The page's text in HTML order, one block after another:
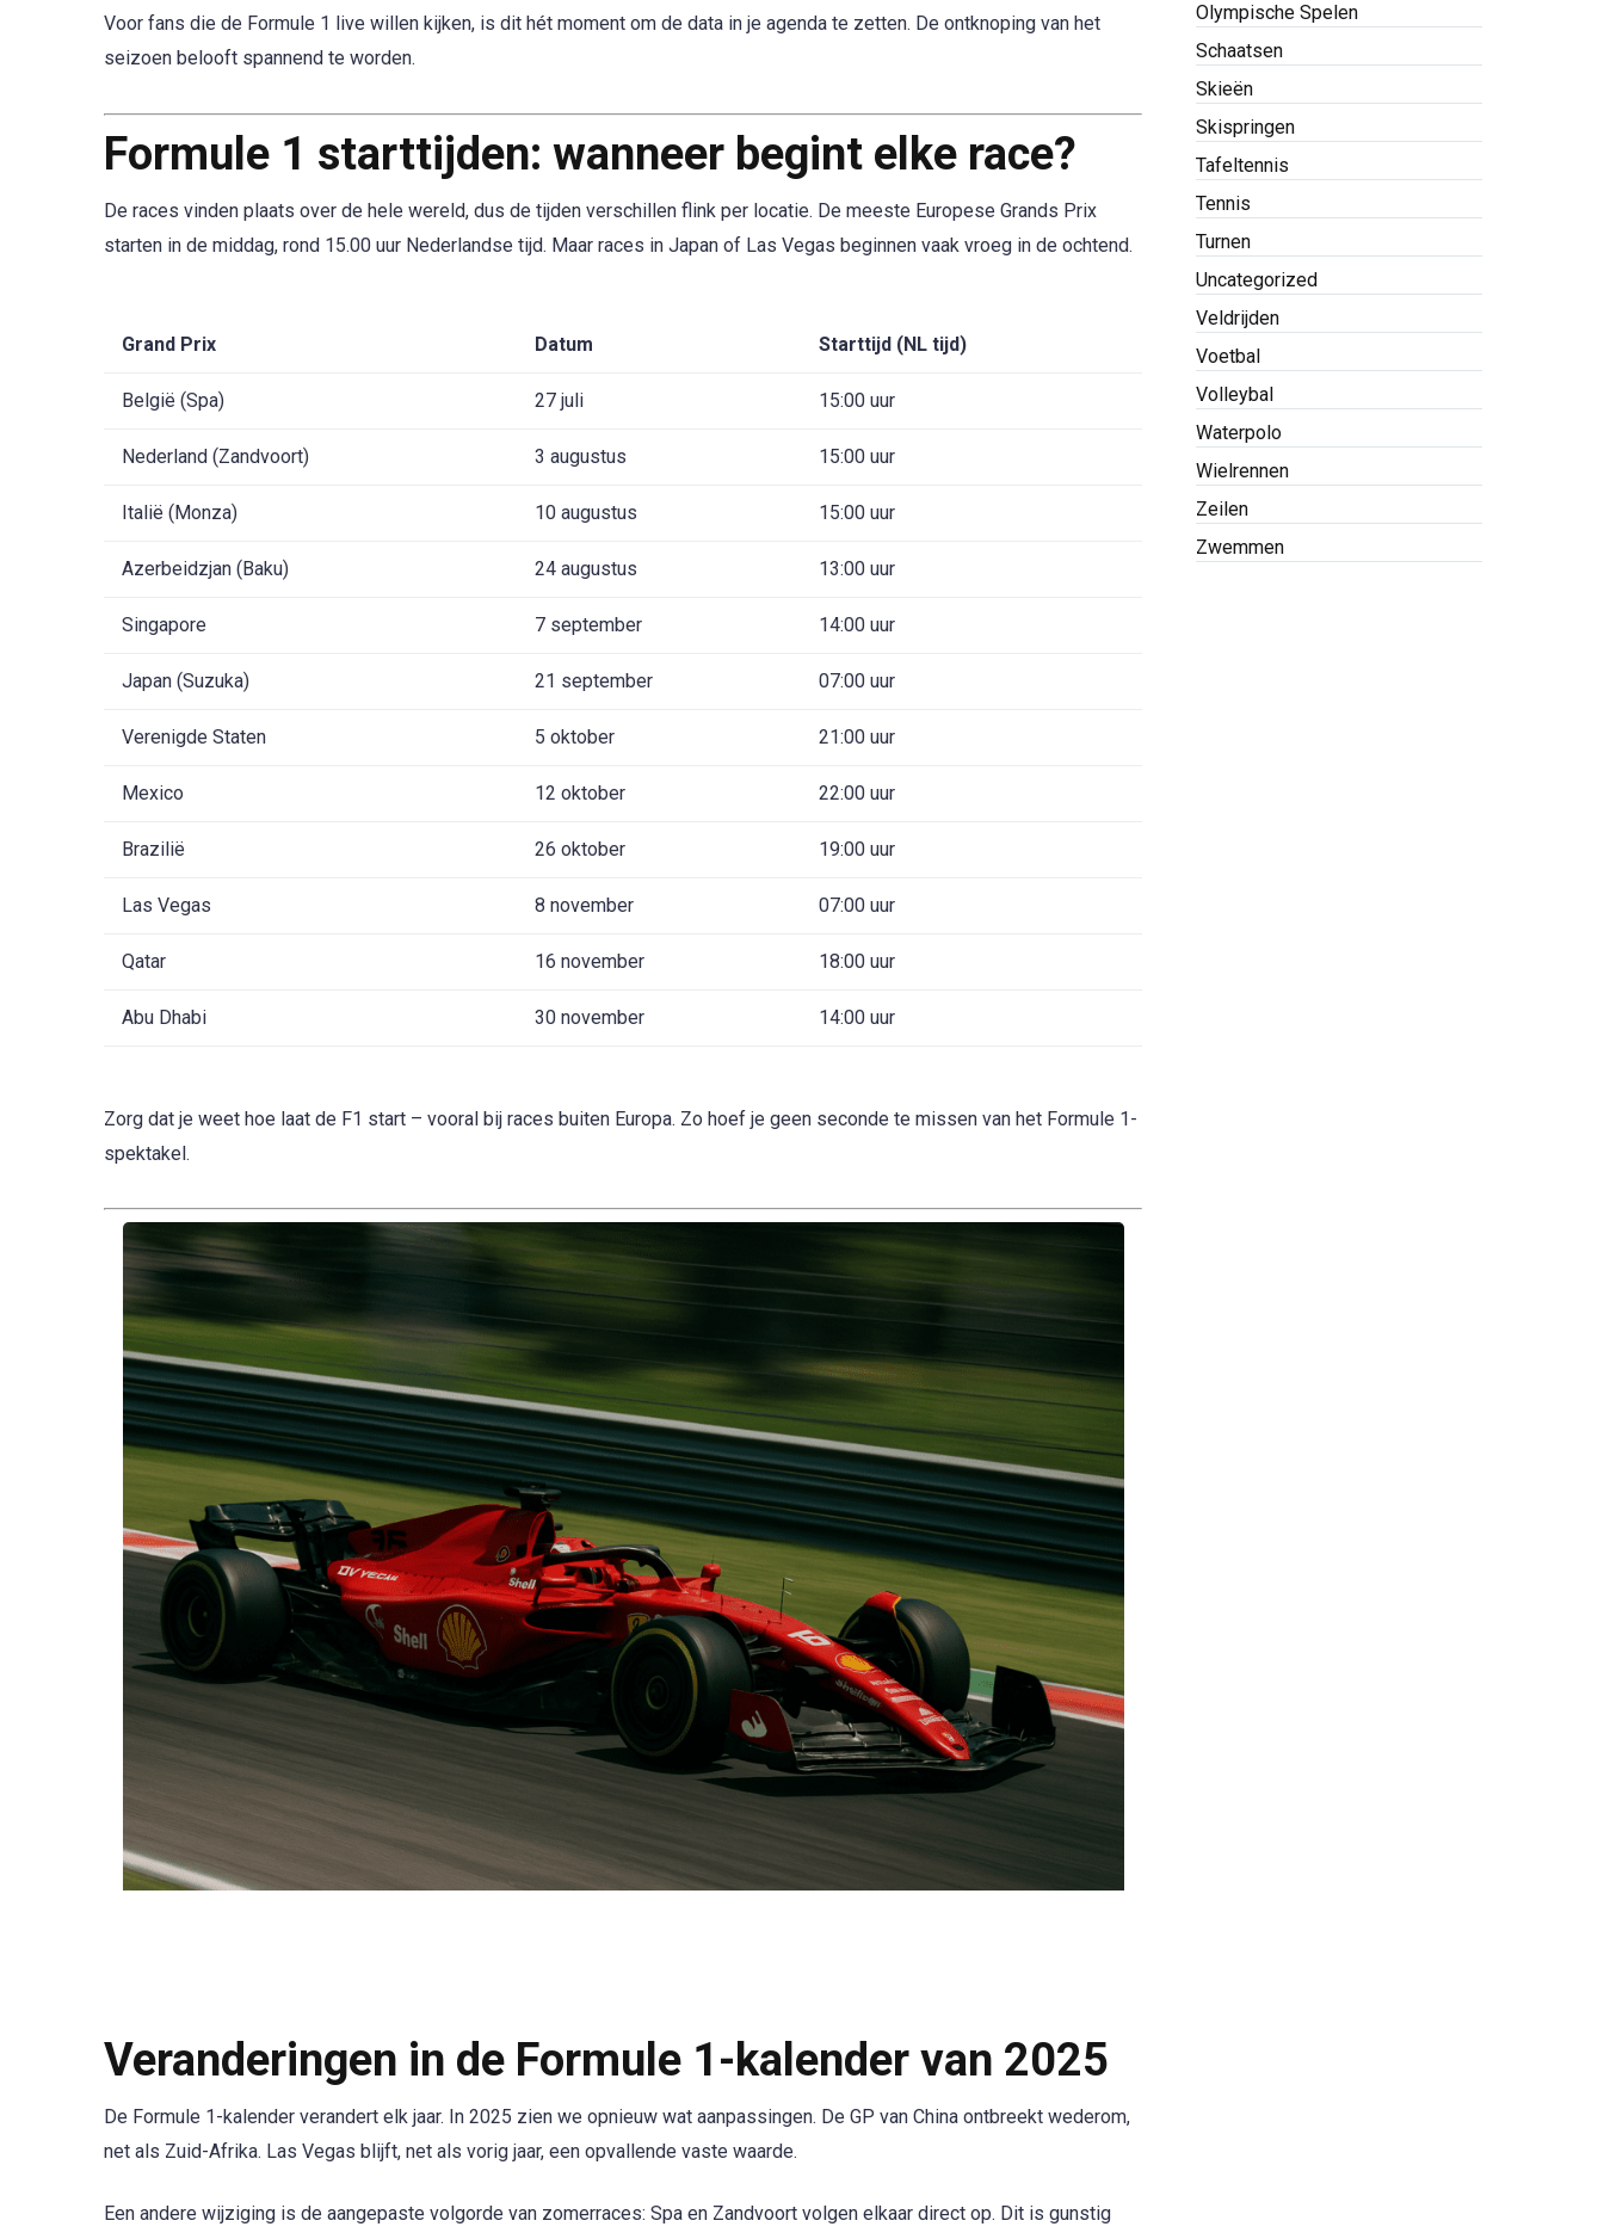
Voor fans die de Formule 1 live willen kijken, is dit hét moment om de data in je agenda te zetten. De ontknoping van het
seizoen belooft spannend te worden.
Formule 1 starttijden: wanneer begint elke race?
De races vinden plaats over de hele wereld, dus de tijden verschillen flink per locatie. De meeste Europese Grands Prix
starten in de middag, rond 15.00 uur Nederlandse tijd. Maar races in Japan of Las Vegas beginnen vaak vroeg in de ochtend.
Grand Prix Datum Starttijd (NL tijd)
België (Spa) 27 juli 15:00 uur
Nederland (Zandvoort) 3 augustus 15:00 uur
Italië (Monza) 10 augustus 15:00 uur
Azerbeidzjan (Baku) 24 augustus 13:00 uur
Singapore 7 september 14:00 uur
Japan (Suzuka) 21 september 07:00 uur
Verenigde Staten 5 oktober 21:00 uur
Mexico 12 oktober 22:00 uur
Brazilië 26 oktober 19:00 uur
Las Vegas 8 november 07:00 uur
Qatar 16 november 18:00 uur
Abu Dhabi 30 november 14:00 uur
Zorg dat je weet hoe laat de F1 start – vooral bij races buiten Europa. Zo hoef je geen seconde te missen van het Formule 1-
spektakel.
Veranderingen in de Formule 1-kalender van 2025
De Formule 1-kalender verandert elk jaar. In 2025 zien we opnieuw wat aanpassingen. De GP van China ontbreekt wederom,
net als Zuid-Afrika. Las Vegas blijft, net als vorig jaar, een opvallende vaste waarde.
Een andere wijziging is de aangepaste volgorde van zomerraces: Spa en Zandvoort volgen elkaar direct op. Dit is gunstig
Olympische Spelen
Schaatsen
Skieën
Skispringen
Tafeltennis
Tennis
Turnen
Uncategorized
Veldrijden
Voetbal
Volleybal
Waterpolo
Wielrennen
Zeilen
Zwemmen